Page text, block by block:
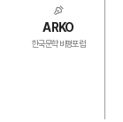
ARKO
한국문학 비평포럼